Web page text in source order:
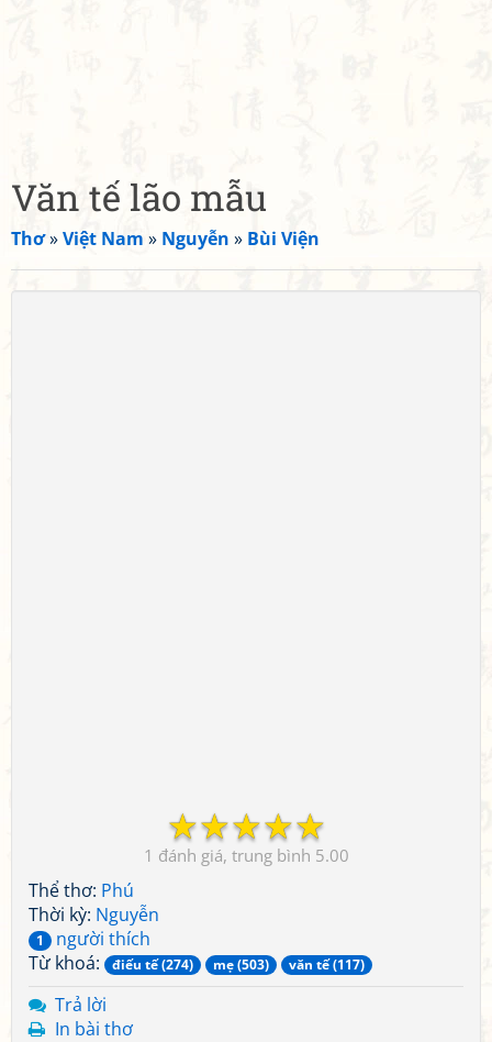
Văn tế lão mẫu
Thơ»Việt Nam » Nguyễn » Bùi Viện
☆
☆
☆
☆
☆
1 5.00
Thể thơ: Phú
Thời kỳ: Nguyễn
1
người thích
Từ khoá:
điếu tế (274) mẹ (503) văn tế (117)
Trả lời
In bài thơ